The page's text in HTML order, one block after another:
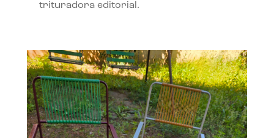
trituradora editorial.